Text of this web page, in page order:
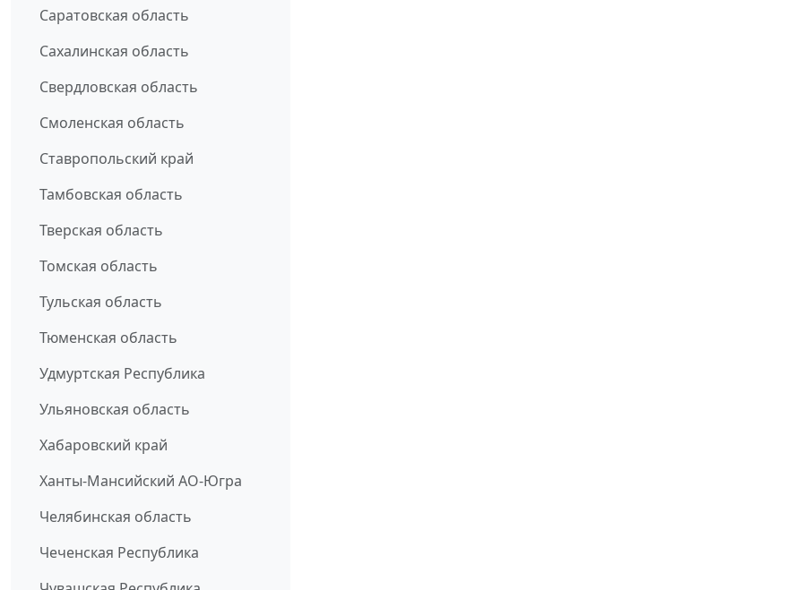
Саратовская область
Сахалинская область
Свердловская область
Смоленская область
Ставропольский край
Тамбовская область
Тверская область
Томская область
Тульская область
Тюменская область
Удмуртская Республика
Ульяновская область
Хабаровский край
Ханты-Мансийский АО-Югра
Челябинская область
Чеченская Республика